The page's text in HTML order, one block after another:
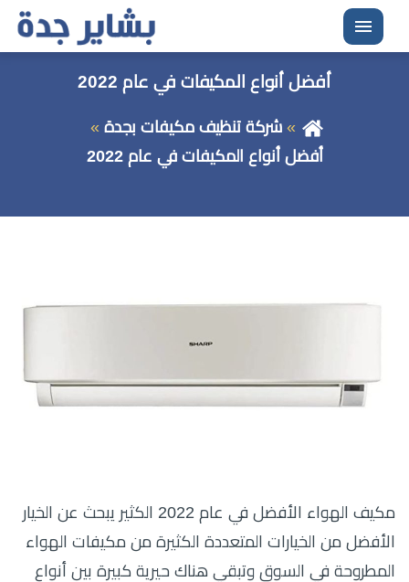
القائمة
أفضل أنواع المكيفات في عام 2022
شركة تنظيف مكيفات بجدة
أفضل أنواع المكيفات في عام 2022
مكيف الهواء الأفضل في عام 2022 الكثير يبحث عن الخيار
الأفضل من الخيارات المتعددة الكثيرة من مكيفات الهواء
المطروحة في السوق وتبقي هناك حيرية كبيرة بين أنواع